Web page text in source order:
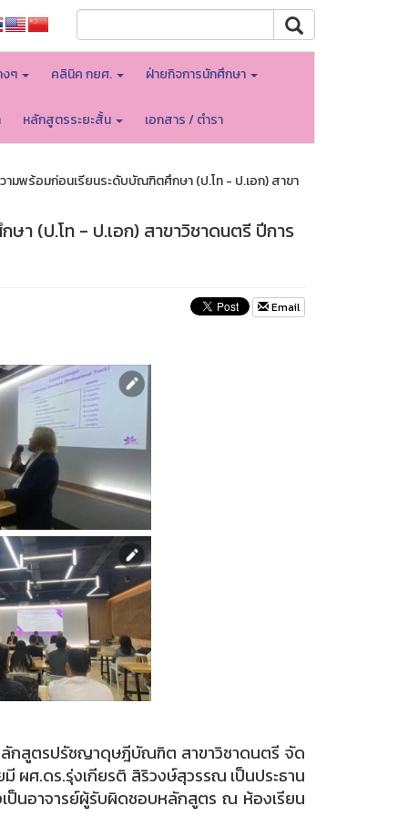
งๆ คลินิค กยศ. ฝ่ายกิจการนักศึกษา
หลักสูตรระยะสั้น เอกสาร / ตำรา
มพร้อมก่อนเรียนระดับบัณฑิตศึกษา (ป.โท - ป.เอก) สาขา
า (ป.โท - ป.เอก) สาขาวิชาดนตรี ปีการ
Email
กสูตรปรัชญาดุษฎีบัณฑิต สาขาวิชาดนตรี จัด
ผศ.ดร.รุ่งเกียรติ สิริวงษ์สุวรรณ เป็นประธาน
นอาจารย์ผู้รับผิดชอบหลักสูตร ณ ห้องเรียน